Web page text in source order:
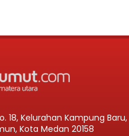
18, Kelurahan Kampung Baru,
Kota Medan 20158